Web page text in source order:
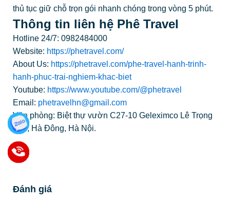
thủ tục giữ chỗ trọn gói nhanh chóng trong vòng 5 phút.
Thông tin liên hệ Phê Travel
Hotline 24/7: 0982484000
Website: https://phetravel.com/
About Us: https://phetravel.com/phe-travel-hanh-trinh-
hanh-phuc-trai-nghiem-khac-biet
Youtube: https://www.youtube.com/@phetravel
Email: phetravelhn@gmail.com
Văn phòng: Biệt thự vườn C27-10 Geleximco Lê Trọng
Tấn, Hà Đông, Hà Nội.
Đánh giá